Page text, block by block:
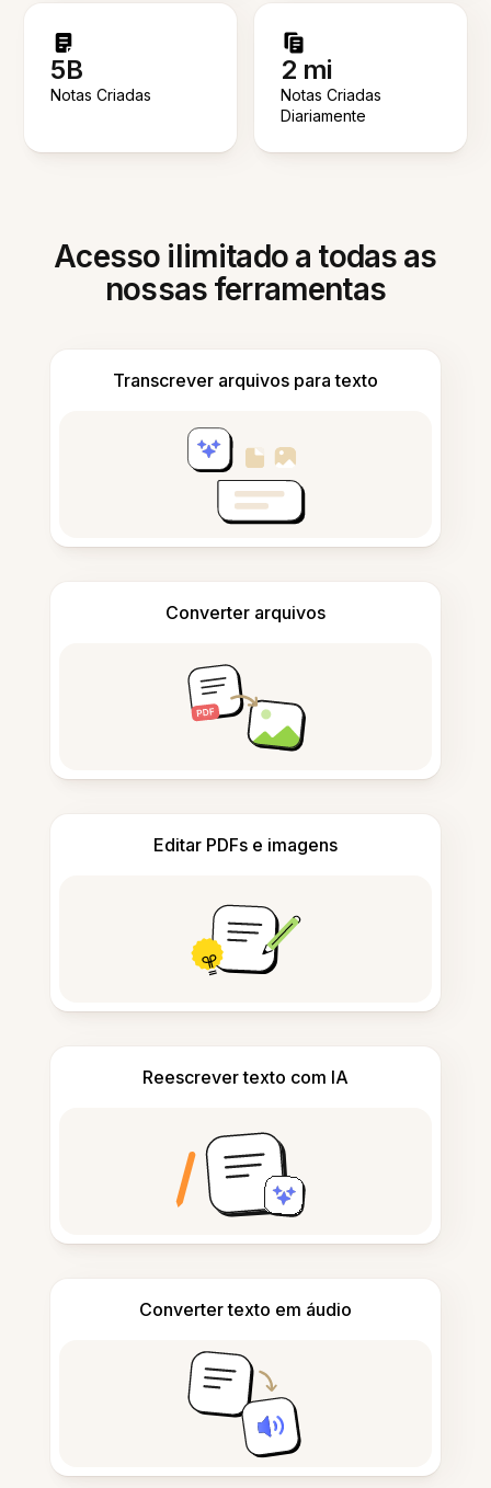
5B
Notas Criadas
2 mi
Notas Criadas
Diariamente
Acesso ilimitado a todas as
nossas ferramentas
Transcrever arquivos para texto
Converter arquivos
Editar PDFs e imagens
Reescrever texto com IA
Converter texto em áudio